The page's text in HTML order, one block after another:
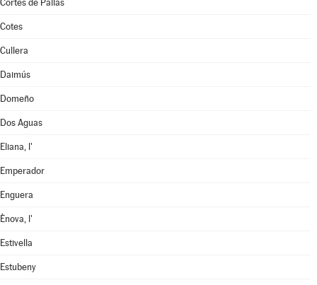
Cortes de Pallás
Cotes
Cullera
Daimús
Domeño
Dos Aguas
Eliana, l'
Emperador
Enguera
Ènova, l'
Estivella
Estubeny